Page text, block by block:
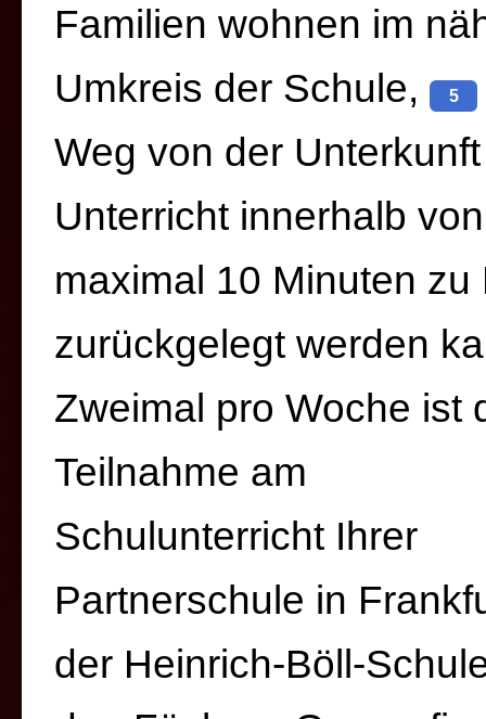
Familien wohnen im
Umkreis der Schule,
5
Weg von der
Unterricht innerhalb von
maximal 10 Minuten zu
zurückgelegt werden
Zweimal pro Woche ist
Teilnahme am
Schulunterricht Ihrer
Partnerschule in
der Heinrich-Böll-